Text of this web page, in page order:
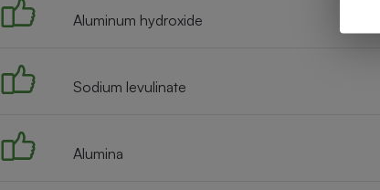
Aluminum hydroxide
Sodium levulinate
Alumina